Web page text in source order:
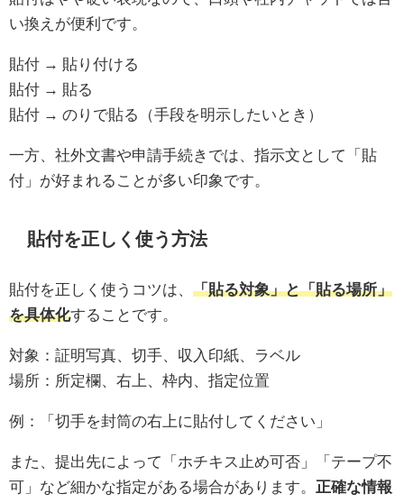
い換えが便利です。
貼付 → 貼り付ける
貼付 → 貼る
貼付 → のりで貼る（手段を明示したいとき）
一方、社外文書や申請手続きでは、指示文として「貼
付」が好まれることが多い印象です。
貼付を正しく使う方法
貼付を正しく使うコツは、 「貼る対象」と「貼る場所」
を具体化することです。
対象：証明写真、切手、収入印紙、ラベル
場所：所定欄、右上、枠内、指定位置
例：「切手を封筒の右上に貼付してください」
また、提出先によって「ホチキス止め可否」「テープ不
可」など細かな指定がある場合があります。 正確な情報